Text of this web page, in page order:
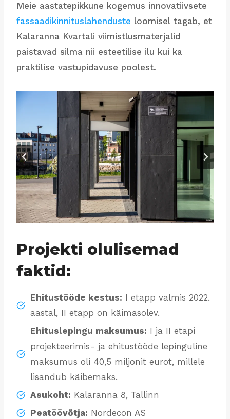
Meie aastatepikkune kogemus innovatiivsete
fassaadikinnituslahenduste loomisel tagab, et
Kalaranna Kvartali viimistlusmaterjalid
paistavad silma nii esteetilise ilu kui ka
praktilise vastupidavuse poolest.
Projekti olulisemad
faktid:
Ehitustööde kestus: I etapp valmis 2022.
aastal, II etapp on käimasolev.
Ehituslepingu maksumus: I ja II etapi
projekteerimis- ja ehitustööde lepinguline
maksumus oli 40,5 miljonit eurot, millele
lisandub käibemaks.
Asukoht: Kalaranna 8, Tallinn
Peatöövõtja: Nordecon AS